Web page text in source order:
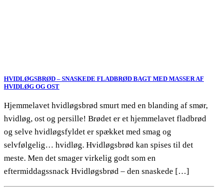
HVIDLØGSBRØD – SNASKEDE FLADBRØD BAGT MED MASSER AF
HVIDLØG OG OST
Hjemmelavet hvidløgsbrød smurt med en blanding af smør,
hvidløg, ost og persille! Brødet er et hjemmelavet fladbrød
og selve hvidløgsfyldet er spækket med smag og
selvfølgelig… hvidløg. Hvidløgsbrød kan spises til det
meste. Men det smager virkelig godt som en
eftermiddagssnack Hvidløgsbrød – den snaskede […]